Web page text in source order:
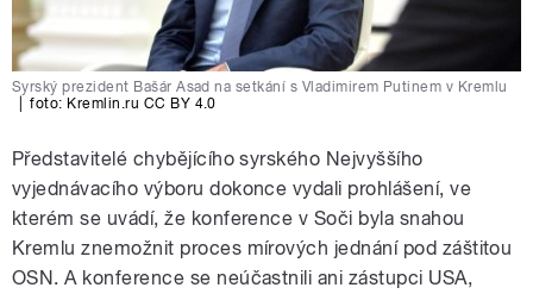
Syrský prezident Bašár Asad na setkání s Vladimirem Putinem v Kremlu
foto:Kremlin.ru CC BY 4.0
Představitelé chybějícího syrského Nejvyššího
vyjednávacího výboru dokonce vydali prohlášení, ve
kterém se uvádí, že konference v Soči byla snahou
Kremlu znemožnit proces mírových jednání pod záštitou
OSN. A konference se neúčastnili ani zástupci USA,